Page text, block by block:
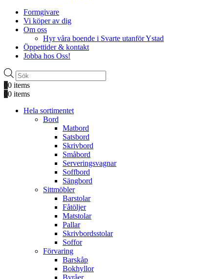
Formgivare
Vi köper av dig
Om oss
Hyr våra boende i Svarte utanför Ystad
Öppettider & kontakt
Jobba hos Oss!
Produktsökning
00 items
00 items
Hela sortimentet
Bord
Matbord
Satsbord
Skrivbord
Småbord
Serveringsvagnar
Soffbord
Sängbord
Sittmöbler
Barstolar
Fåtöljer
Matstolar
Pallar
Skrivbordsstolar
Soffor
Förvaring
Barskåp
Bokhyllor
Byråer